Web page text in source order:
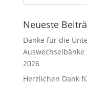
Neueste
Danke für die
2026
Herzlichen Dank